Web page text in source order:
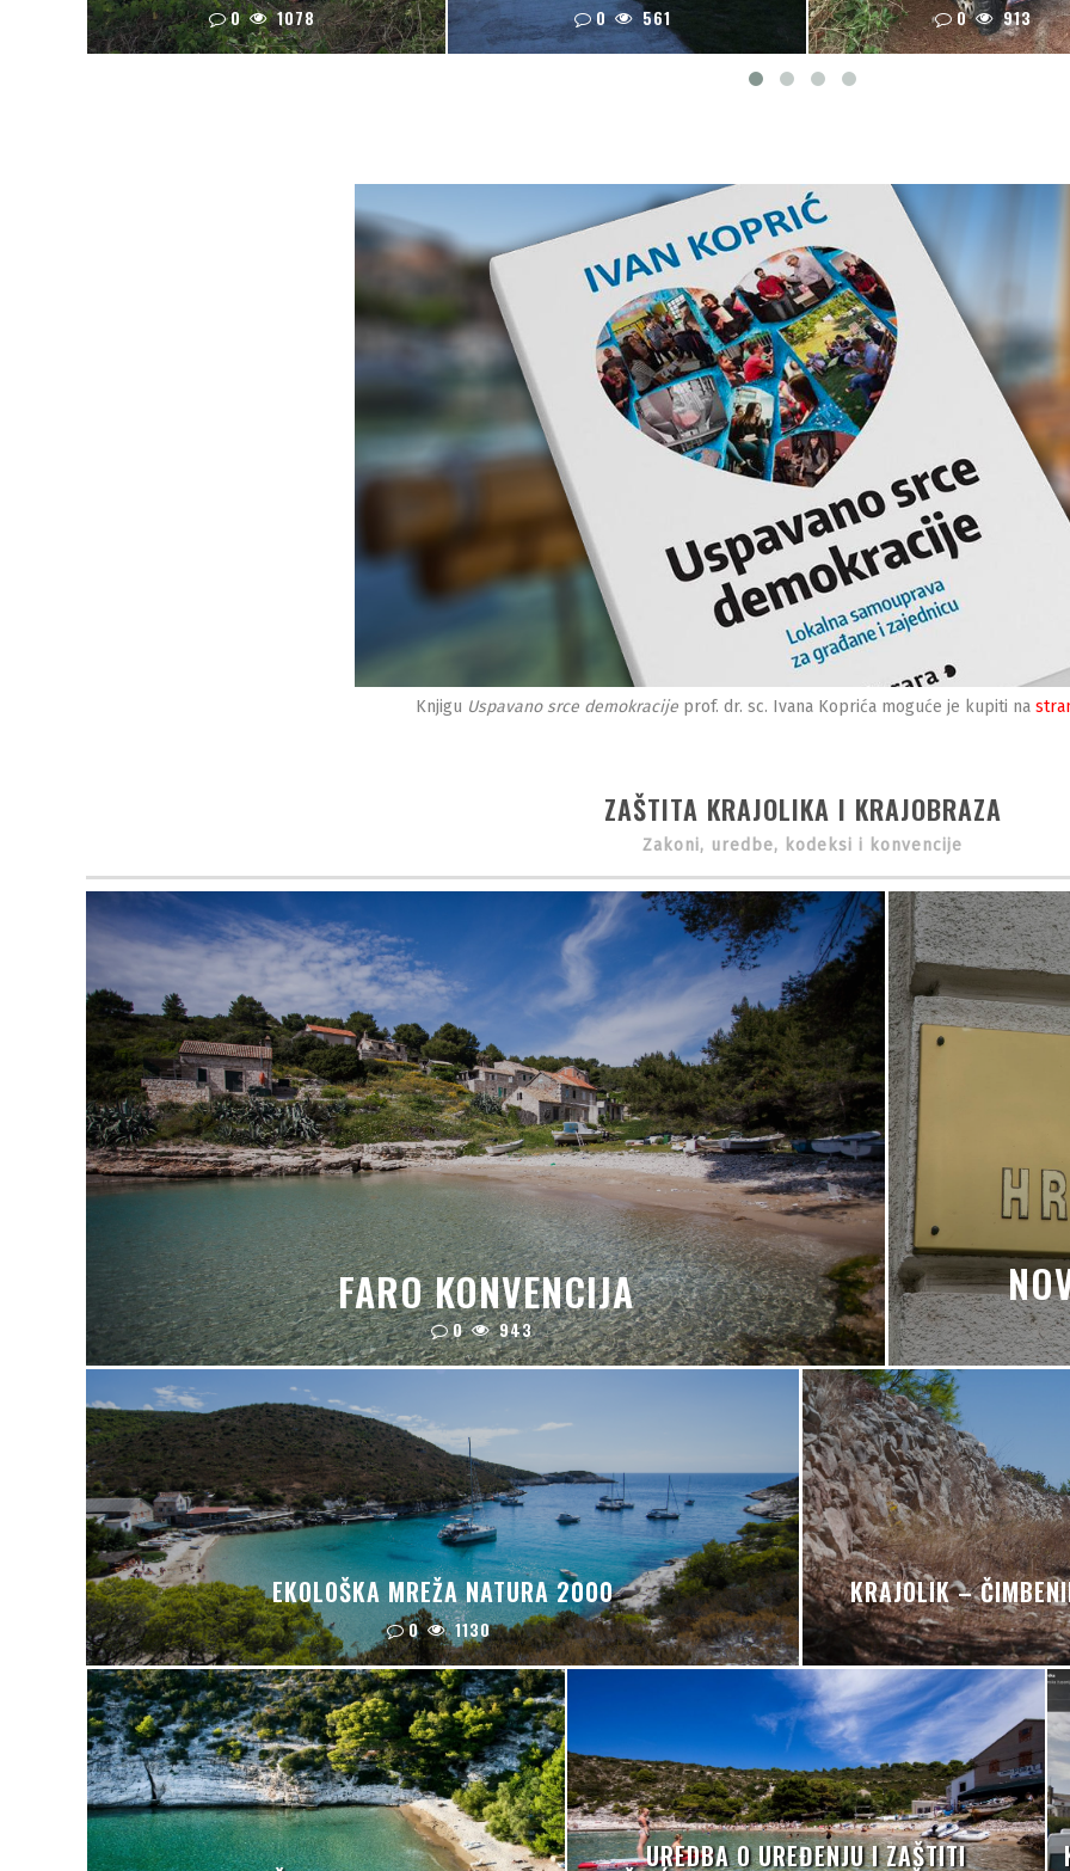
0 1078 0 561 0 913
Knjigu Uspavano srce demokracije prof. dr. sc. Ivana Koprića moguće je kupiti na
ZAŠTITA KRAJOLIKA I KRAJOBRAZA
Zakoni, uredbe, kodeksi i konvencije
FARO KONVENCIJA
0 943
EKOLOŠKA MREŽA NATURA 2000
0 1130
KRAJOLIK –
UREDBA O UREĐENJU I ZAŠTITI